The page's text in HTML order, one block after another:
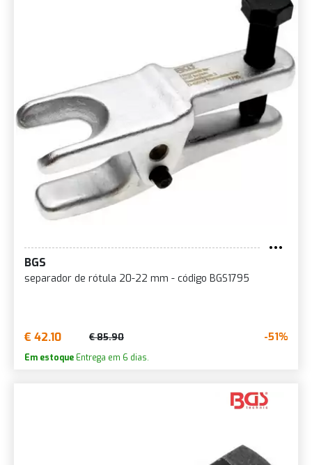
BGS
separador de rótula 20-22 mm - código BGS1795
€ 42.10 € 85.90 -51%
Em estoque Entrega em 6 dias.